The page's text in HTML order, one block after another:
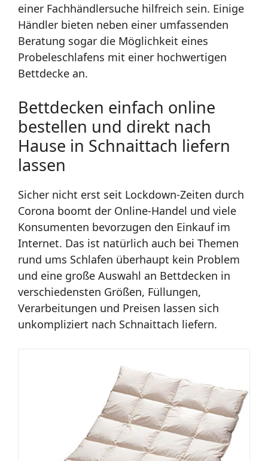
einer Fachhändlersuche hilfreich sein. Einige
Händler bieten neben einer umfassenden
Beratung sogar die Möglichkeit eines
Probeleschlafens mit einer hochwertigen
Bettdecke an.
Bettdecken einfach online
bestellen und direkt nach
Hause in Schnaittach liefern
lassen
Sicher nicht erst seit Lockdown-Zeiten durch
Corona boomt der Online-Handel und viele
Konsumenten bevorzugen den Einkauf im
Internet. Das ist natürlich auch bei Themen
rund ums Schlafen überhaupt kein Problem
und eine große Auswahl an Bettdecken in
verschiedensten Größen, Füllungen,
Verarbeitungen und Preisen lassen sich
unkompliziert nach Schnaittach liefern.